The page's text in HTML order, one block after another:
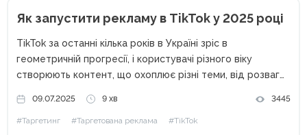
Як запустити рекламу в TikTok у 2025 році
TikTok за останні кілька років в Україні зріс в
геометричній прогресії, і користувачі різного віку
створюють контент, що охоплює різні теми, від розваг
кінці 2025 кількість користувачів доступних до реклами...
09.07.2025 9 хв 3445
#Таргетинг #Таргетована реклама #TikTok